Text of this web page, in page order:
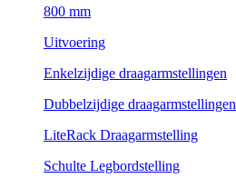
800 mm
Uitvoering
Enkelzijdige draagarmstellingen
Dubbelzijdige draagarmstellingen
LiteRack Draagarmstelling
Schulte Legbordstelling